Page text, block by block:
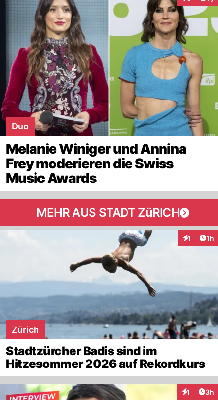
Duo
Melanie Winiger und Annina
Frey moderieren die Swiss
Music Awards
MEHR AUS STADT ZüRICH
1 1h
Zürich
Stadtzürcher Badis sind im
Hitzesommer 2026 auf Rekordkurs
1 3h